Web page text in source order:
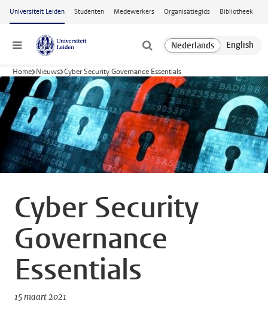
Ga naar hoofdinhoud
Universiteit Leiden Studenten Medewerkers Organisatiegids Bibliotheek
Menu
Home Nieuws Cyber Security Governance Essentials
Cyber Security
Governance
Essentials
15 maart 2021